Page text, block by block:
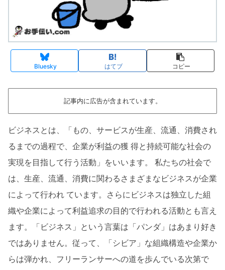
Bluesky はてブ コピー
記事内に広告が含まれています。
ビジネスとは、「もの、サービスが生産、流通、消費され
るまでの過程で、企業が利益の獲 得と持続可能な社会の
実現を目指して行う活動」をいいます。 私たちの社会で
は、生産、流通、消費に関わるさまざまなビジネスが企業
によって行われ ています。さらにビジネスは独立した組
織や企業によって利益追求の目的で行われる活動とも言え
ます。「ビジネス」という言葉は「パンダ」はあまり好き
ではありません。従って、「シビア」な組織構造や企業か
らは弾かれ、フリーランサーへの道を歩んでいる次第で